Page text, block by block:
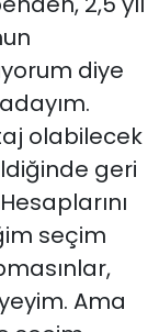
diye
olabilecek
geri
seçim
Ama